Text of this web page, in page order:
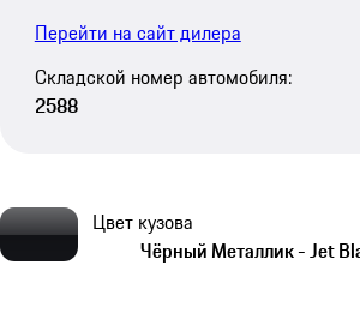
Перейти на сайт дилера
Складской номер автомобиля:
2588
Цвет кузова
Чёрный Металлик - Jet